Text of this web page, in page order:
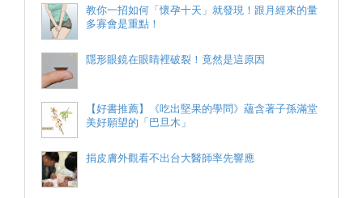
教你一招如何「懷孕十天」就發現！跟月經來的量
多寡會是重點！
隱形眼鏡在眼睛裡破裂！竟然是這原因
【好書推薦】《吃出堅果的學問》蘊含著子孫滿堂
美好願望的「巴旦木」
捐皮膚外觀看不出台大醫師率先響應